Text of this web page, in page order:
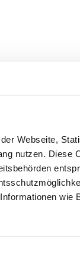
Webseite,
nutzen.